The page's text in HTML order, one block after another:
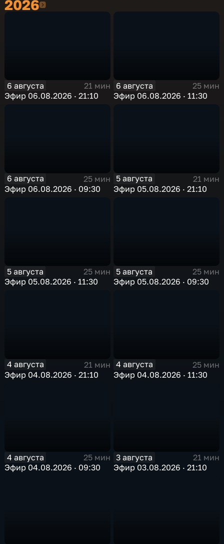
20262026
6 августа
21 мин
Эфир 06.08.2026 · 21:10
6 августа
25 мин
Эфир 06.08.2026 · 11:30
6 августа
25 мин
Эфир 06.08.2026 · 09:30
5 августа
21 мин
Эфир 05.08.2026 · 21:10
5 августа
25 мин
Эфир 05.08.2026 · 11:30
5 августа
25 мин
Эфир 05.08.2026 · 09:30
4 августа
21 мин
Эфир 04.08.2026 · 21:10
4 августа
25 мин
Эфир 04.08.2026 · 11:30
4 августа
25 мин
Эфир 04.08.2026 · 09:30
3 августа
21 мин
Эфир 03.08.2026 · 21:10